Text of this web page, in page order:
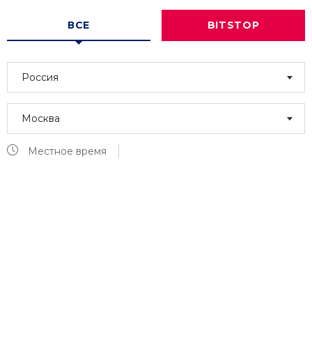
ВСЕ BITSTOP
Россия
Москва
Местное время